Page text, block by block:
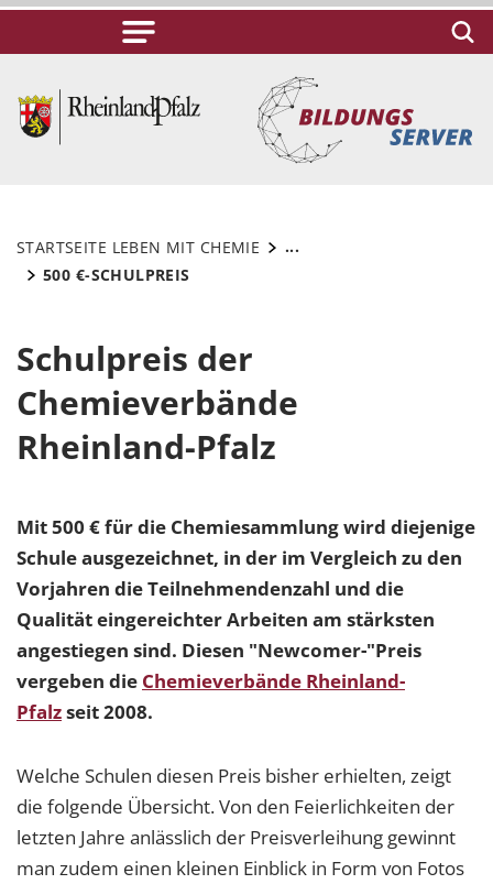
STARTSEITE LEBEN MIT CHEMIE
...
500 €-SCHULPREIS
Schulpreis der
Chemieverbände
Rheinland-Pfalz
Mit 500 € für die Chemiesammlung wird diejenige
Schule ausgezeichnet, in der im Vergleich zu den
Vorjahren die Teilnehmendenzahl und die
Qualität eingereichter Arbeiten am stärksten
angestiegen sind. Diesen "Newcomer-"Preis
vergeben die Chemieverbände Rheinland-
Pfalzseit 2008.
Welche Schulen diesen Preis bisher erhielten, zeigt
die folgende Übersicht. Von den Feierlichkeiten der
letzten Jahre anlässlich der Preisverleihung gewinnt
man zudem einen kleinen Einblick in Form von Fotos